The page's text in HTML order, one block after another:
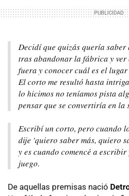
Decidí que quizás quería saber
tras abandonar la fábrica y ver
fuera y conocer cuál es el
El corto me resultó hasta
lo hicimos no teníamos pista
pensar que se convertiría en la
Escribí un corto, pero cuando
dije 'quiero saber más, quiero
y es cuando comencé a
juego.
De aquellas premisas nació